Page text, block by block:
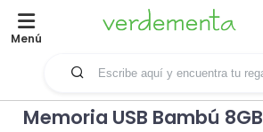
Menú
Memoria USB Bambú 8GB